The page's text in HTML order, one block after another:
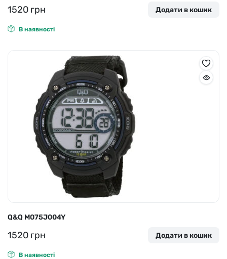
1520 грн Додати в кошик
В наявності
Q&Q M075J004Y
1520 грн Додати в кошик
В наявності